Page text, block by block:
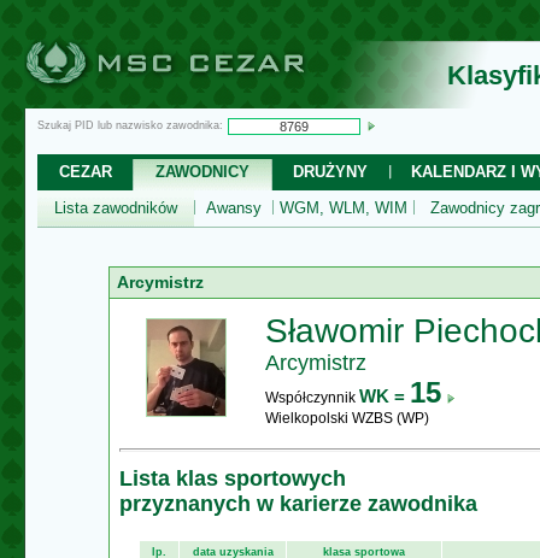
Szukaj PID lub nazwisko zawodnika:
CEZAR ZAWODNICY DRUŻYNY
KALENDARZ I
Lista zawodników
Awansy WGM, WLM, WIM Zawodnicy
Arcymistrz
Sławomir
Arcymistrz
Współczynnik WK = 15
Wielkopolski WZBS (WP)
Lista klas sportowych
przyznanych w karierze zawodnika
lp. data uzyskania klasa sportowa